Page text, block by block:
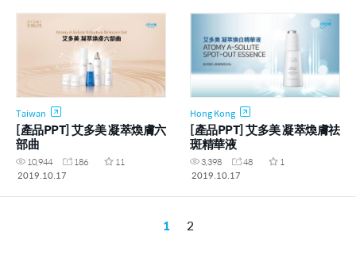
Taiwan
[產品PPT] 艾多美 凝萃煥膚六
部曲
10,944 186
11
2019.10.17
Hong Kong
[產品PPT] 艾多美 凝萃煥膚祛
斑精華液
3,398 48
1
2019.10.17
1 2